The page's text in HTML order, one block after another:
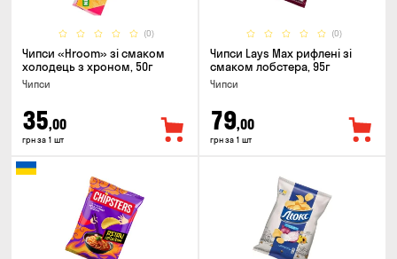
(0)
Чипси «Hroom» зі смаком
холодець з хроном, 50г
Чипси
35,00
грн за 1 шт
(0)
Чипси Lays Max рифлені зі
смаком лобстера, 95г
Чипси
79,00
грн за 1 шт